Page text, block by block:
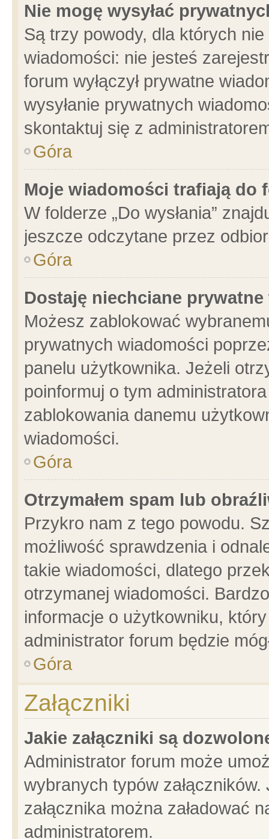
Nie mogę wysyłać
Są trzy powody, dla których
wiadomości: nie jesteś
forum wyłączył prywatne
wysyłanie prywatnych
skontaktuj się z
Góra
Moje wiadomości trafiają do
W folderze „Do wysłania”
jeszcze odczytane przez
Góra
Dostaję niechciane
Możesz zablokować
prywatnych wiadomości
panelu użytkownika. Jeżeli
poinformuj o tym
zablokowania danemu
wiadomości.
Góra
Otrzymałem spam lub
Przykro nam z tego powodu.
możliwość sprawdzenia i
takie wiadomości, dlatego
otrzymanej wiadomości.
informacje o użytkowniku,
administrator forum będzie
Góra
Załączniki
Jakie załączniki są
Administrator forum może
wybranych typów
załącznika można załadować
administratorem.